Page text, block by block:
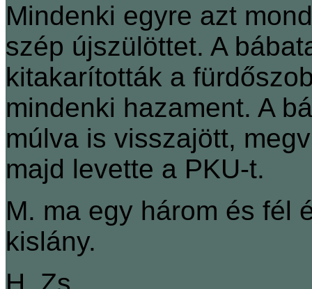
Mindenki egyre azt
szép újszülöttet. A
kitakarították a
mindenki hazament. A
múlva is visszajött,
majd levette a PKU-t.
M. ma egy három és fél
kislány.
H. Zs.